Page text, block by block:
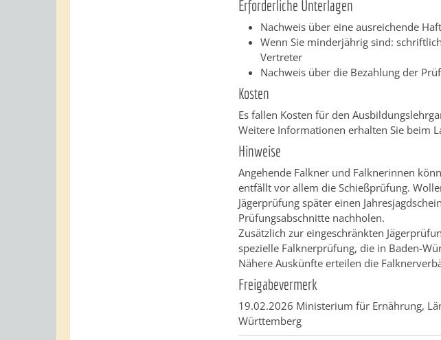
Erforderliche Unterlagen
Nachweis über eine ausreichende
Wenn Sie minderjährig sind:
Vertreter
Nachweis über die Bezahlung der
Kosten
Es fallen Kosten für den
Weitere Informationen erhalten Sie beim
Hinweise
Angehende Falkner und Falknerinnen
entfällt vor allem die Schießprüfung.
Jägerprüfung später einen
Prüfungsabschnitte nachholen.
Zusätzlich zur eingeschränkten
spezielle Falknerprüfung, die in Baden-
Nähere Auskünfte erteilen die
Freigabevermerk
19.02.2026 Ministerium für Ernährung,
Württemberg